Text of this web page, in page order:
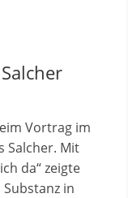
Vortrag im
Salcher. Mit
da“ zeigte
in